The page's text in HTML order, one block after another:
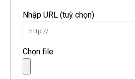
Nhập URL (tuỳ chọn)
Chọn file